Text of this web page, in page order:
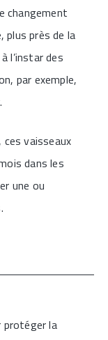
changement
plus près de la
l’instar des
par exemple,
ces vaisseaux
dans les
une ou
protéger la